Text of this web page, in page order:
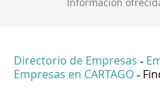
Directorio de Empresas -
Empresas en CARTAGO -